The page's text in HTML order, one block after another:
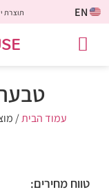
EN תוצרת ישראל | 30 יום
טבעת
עמוד הבית/
טווח מחירים: